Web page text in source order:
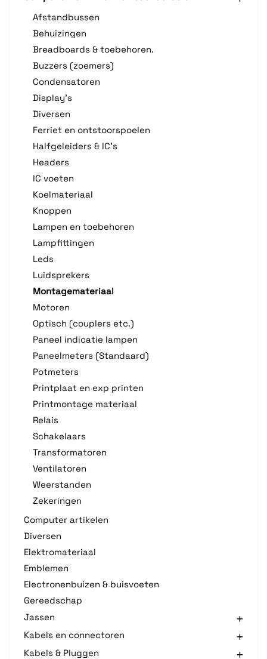
Afstandbussen
Behuizingen
Breadboards & toebehoren.
Buzzers (zoemers)
Condensatoren
Display's
Diversen
Ferriet en ontstoorspoelen
Halfgeleiders & IC's
Headers
IC voeten
Koelmateriaal
Knoppen
Lampen en toebehoren
Lampfittingen
Leds
Luidsprekers
Montagemateriaal
Motoren
Optisch (couplers etc.)
Paneel indicatie lampen
Paneelmeters (Standaard)
Potmeters
Printplaat en exp printen
Printmontage materiaal
Relais
Schakelaars
Transformatoren
Ventilatoren
Weerstanden
Zekeringen
Computer artikelen
Diversen
Elektromateriaal
Emblemen
Electronenbuizen & buisvoeten
Gereedschap
Jassen
Kabels en connectoren
Kabels & Pluggen